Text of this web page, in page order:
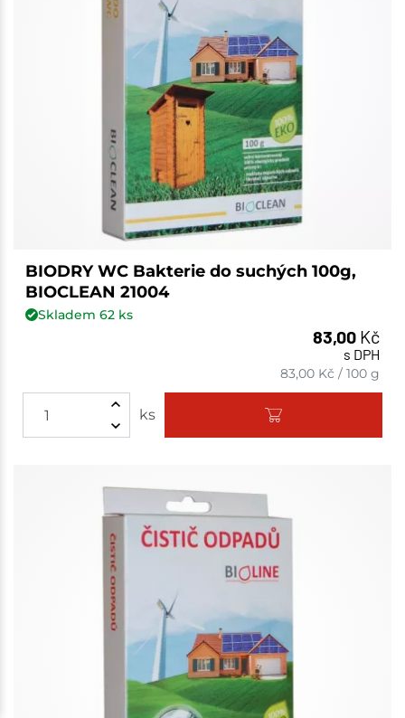
BIODRY WC Bakterie do suchých 100g,
BIOCLEAN 21004
Skladem 62ks
83,00 Kč
s DPH
83,00 Kč /100 g
ks